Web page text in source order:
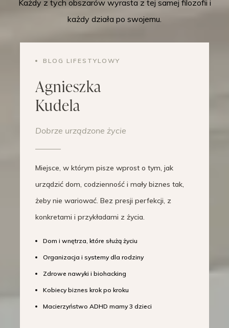
Każdy z tych obszarów wyrasta z tej samej filozofii i
każdy działa po swojemu.
BLOG LIFESTYLOWY
Agnieszka
Kudela
Dobrze urządzone życie
Miejsce, w którym pisze wprost o tym, jak
urządzić dom, codzienność i mały biznes tak,
żeby nie wariować. Bez presji perfekcji, z
konkretami i przykładami z życia.
Dom i wnętrza, które służą życiu
Organizacja i systemy dla rodziny
Zdrowe nawyki i biohacking
Kobiecy biznes krok po kroku
Macierzyństwo ADHD mamy 3 dzieci